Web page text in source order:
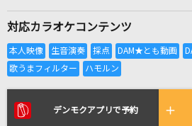
リアルタイムで歌われて
Drive My Car [ドライヴ・マ
対応カラオケコンテンツ
デンモクアプリで予約